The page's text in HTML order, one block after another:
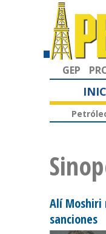
GEP
Alí Moshiri
sanciones